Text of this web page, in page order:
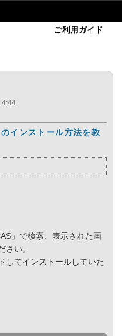
ご利用ガイド
インストール方法を教
」で検索、表示された画
さい。
してインストールしていた